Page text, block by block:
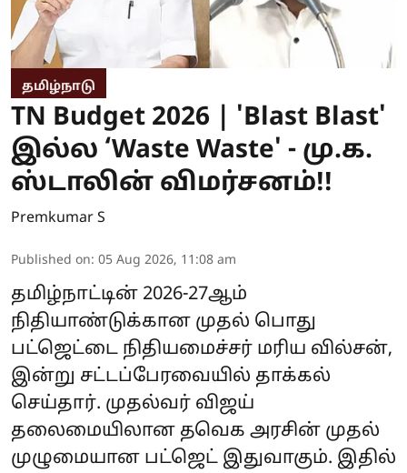
தமிழ்நாடு
TN Budget 2026 | 'Blast Blast'
இல்ல ‘Waste Waste' - மு.க.
ஸ்டாலின் விமர்சனம்!!
Premkumar S
Published on: 05 Aug 2026, 11:08 am
தமிழ்நாட்டின் 2026-27ஆம்
நிதியாண்டுக்கான முதல் பொது
பட்ஜெட்டை நிதியமைச்சர் மரிய வில்சன்,
இன்று சட்டப்பேரவையில் தாக்கல்
செய்தார். முதல்வர் விஜய்
தலைமையிலான தவெக அரசின் முதல்
முழுமையான பட்ஜெட் இதுவாகும். இதில்